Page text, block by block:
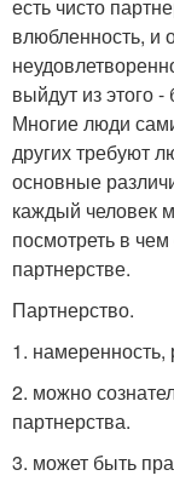
есть чисто
влюбленность, и
выйдут из этого
Многие люди
других требуют
основные
каждый человек
посмотреть в
партнерстве.
Партнерство.
1.
2. можно
партнерства.
3. может быть